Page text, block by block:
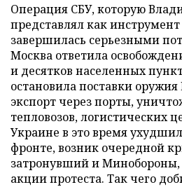
Операция СБУ, которую
представлял как
завершилась серьезными
Москва ответила
и десятков населенных
остановила поставки
экспорт через порты,
тепловозов, логистических
Украине в это время
фронте, возник очередной
затронувший и Минобороны,
акции протеста. Так чего